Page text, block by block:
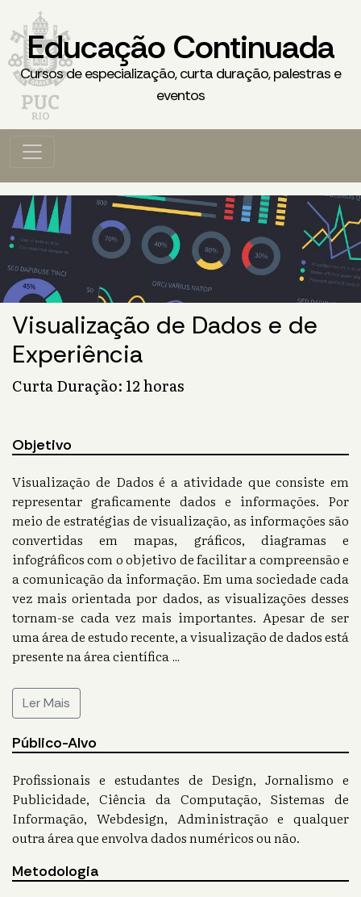
Educação Continuada
Cursos de especialização, curta duração, palestras e
eventos
Visualização de Dados e de
Experiência
Curta Duração: 12 horas
Objetivo
Visualização de Dados é a atividade que consiste em
representar graficamente dados e informações. Por
meio de estratégias de visualização, as informações são
convertidas em mapas, gráficos, diagramas e
infográficos com o objetivo de facilitar a compreensão e
a comunicação da informação. Em uma sociedade cada
vez mais orientada por dados, as visualizações desses
tornam-se cada vez mais importantes. Apesar de ser
uma área de estudo recente, a visualização de dados está
presente na área científica...
Ler Mais
Público-Alvo
Profissionais e estudantes de Design, Jornalismo e
Publicidade, Ciência da Computação, Sistemas de
Informação, Webdesign, Administração e qualquer
outra área que envolva dados numéricos ou não.
Metodologia